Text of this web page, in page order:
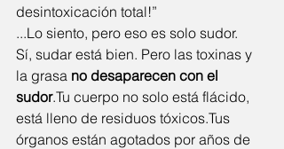
desintoxicación total!”
...Lo siento, pero eso es solo sudor.
Sí, sudar está bien. Pero las toxinas y
la grasa no desaparecen con el
sudor.Tu cuerpo no solo está flácido,
está lleno de residuos tóxicos.Tus
órganos están agotados por años de